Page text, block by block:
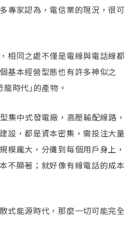
專家認為，電信業的現況，很可
相同之處不僅是電線與電話線都
基本經營型態也有許多神似之
時代｣的產物。
集中式發電廠，高壓輸配線路，
設，都是資本密集，需投注大量
模龐大，分攤到每個用戶身上，
不顯著；就好像有線電話的成本
式能源時代，那麼一切可能完全